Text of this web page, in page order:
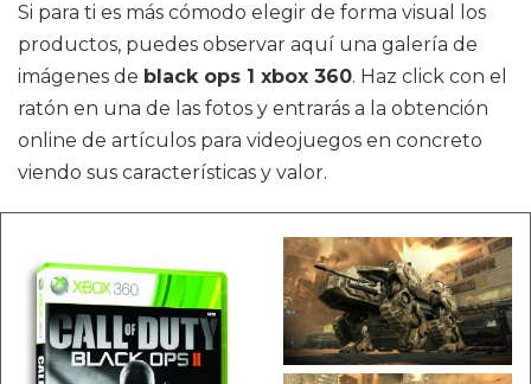
Si para ti es más cómodo elegir de forma visual los
productos, puedes observar aquí una galería de
imágenes de black ops 1 xbox 360. Haz click con el
ratón en una de las fotos y entrarás a la obtención
online de artículos para videojuegos en concreto
viendo sus características y valor.